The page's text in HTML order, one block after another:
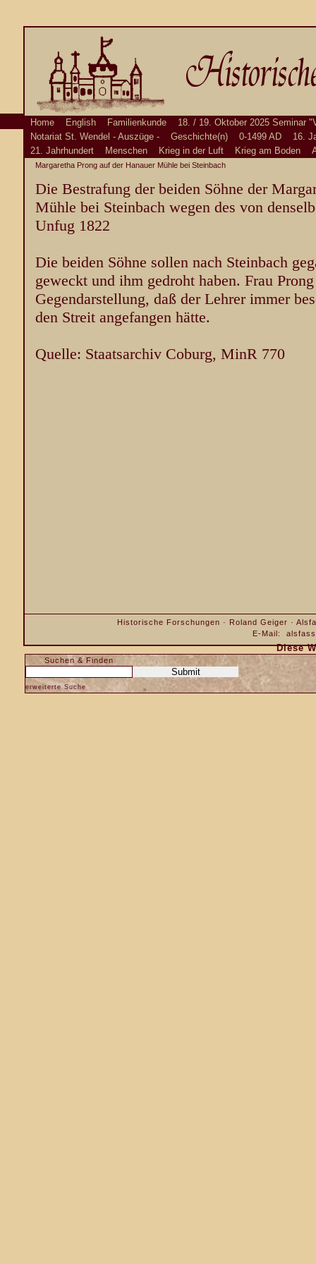
Home English Familienkunde
18. / 19. Oktober 2025 Seminar
Notariat St. Wendel - Auszüge -
Geschichte(n) 0-1499 AD
16.
21. Jahrhundert
Menschen Krieg in der Luft Krieg am Boden
Margaretha Prong auf der Hanauer Mühle bei Steinbach
Die Bestrafung der beiden Söhne der
Mühle bei Steinbach wegen des von
Unfug 1822
Die beiden Söhne sollen nach Steinbach
geweckt und ihm gedroht haben. Frau
Gegendarstellung, daß der Lehrer immer
den Streit angefangen hätte.
Quelle: Staatsarchiv Coburg, MinR 770
Historische Forschungen · Roland Geiger ·
E-Mail:
Diese
Suchen & Finden
erweiterte Suche